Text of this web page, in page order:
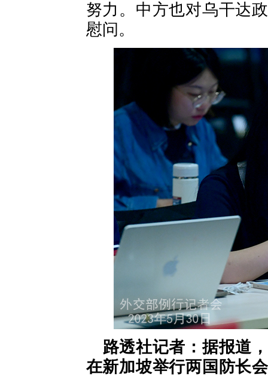
努力。中方也对乌干达
慰问。
路透社记者：据报道
在新加坡举行两国防长